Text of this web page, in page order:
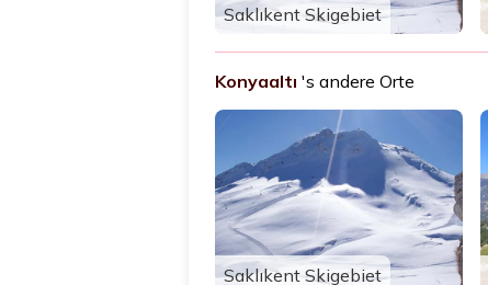
Saklıkent Skigebiet
Konyaaltı 's andere Orte
Saklıkent Skigebiet